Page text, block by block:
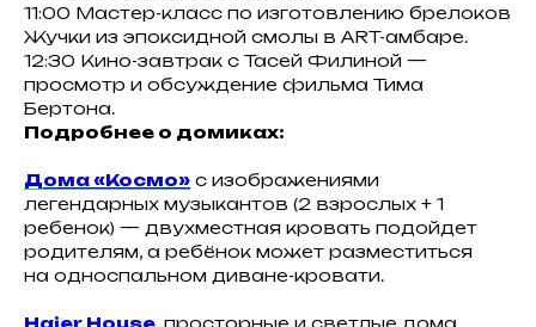
11:00 Мастер-класс по изготовлению брелоков
Жучки из эпоксидной смолы в ART-амбаре.
12:30 Кино-завтрак с Тасей Филиной —
просмотр и обсуждение фильма Тима
Бертона.
Подробнее о домиках:
Дома «Космо» с изображениями
легендарных музыкантов (2 взрослых + 1
ребенок) — двухместная кровать подойдет
родителям, а ребёнок может разместиться
на односпальном диване-кровати.
Haier House, просторные и светлые дома